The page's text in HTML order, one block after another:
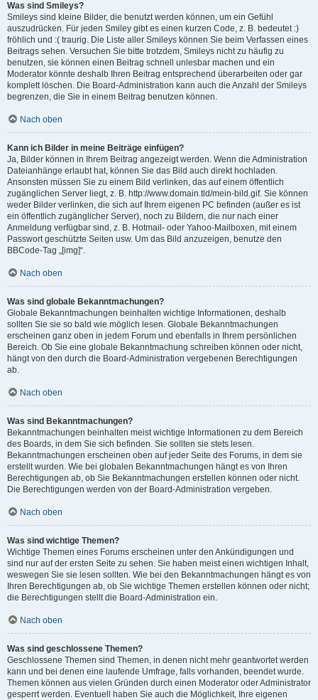
Was sind Smileys?
Smileys sind kleine Bilder, die benutzt werden können, um ein Gefühl
auszudrücken. Für jeden Smiley gibt es einen kurzen Code, z. B. bedeutet :)
fröhlich und :( traurig. Die Liste aller Smileys können Sie beim Verfassen eines
Beitrags sehen. Versuchen Sie bitte trotzdem, Smileys nicht zu häufig zu
benutzen, sie können einen Beitrag schnell unlesbar machen und ein
Moderator könnte deshalb Ihren Beitrag entsprechend überarbeiten oder gar
komplett löschen. Die Board-Administration kann auch die Anzahl der Smileys
begrenzen, die Sie in einem Beitrag benutzen können.
Nach oben
Kann ich Bilder in meine Beiträge einfügen?
Ja, Bilder können in Ihrem Beitrag angezeigt werden. Wenn die Administration
Dateianhänge erlaubt hat, können Sie das Bild auch direkt hochladen.
Ansonsten müssen Sie zu einem Bild verlinken, das auf einem öffentlich
zugänglichen Server liegt, z. B. http://www.domain.tld/mein-bild.gif. Sie können
weder Bilder verlinken, die sich auf Ihrem eigenen PC befinden (außer es ist
ein öffentlich zugänglicher Server), noch zu Bildern, die nur nach einer
Anmeldung verfügbar sind, z. B. Hotmail- oder Yahoo-Mailboxen, mit einem
Passwort geschützte Seiten usw. Um das Bild anzuzeigen, benutze den
BBCode-Tag „[img]“.
Nach oben
Was sind globale Bekanntmachungen?
Globale Bekanntmachungen beinhalten wichtige Informationen, deshalb
sollten Sie sie so bald wie möglich lesen. Globale Bekanntmachungen
erscheinen ganz oben in jedem Forum und ebenfalls in Ihrem persönlichen
Bereich. Ob Sie eine globale Bekanntmachung schreiben können oder nicht,
hängt von den durch die Board-Administration vergebenen Berechtigungen
ab.
Nach oben
Was sind Bekanntmachungen?
Bekanntmachungen beinhalten meist wichtige Informationen zu dem Bereich
des Boards, in dem Sie sich befinden. Sie sollten sie stets lesen.
Bekanntmachungen erscheinen oben auf jeder Seite des Forums, in dem sie
erstellt wurden. Wie bei globalen Bekanntmachungen hängt es von Ihren
Berechtigungen ab, ob Sie Bekanntmachungen erstellen können oder nicht.
Die Berechtigungen werden von der Board-Administration vergeben.
Nach oben
Was sind wichtige Themen?
Wichtige Themen eines Forums erscheinen unter den Ankündigungen und
sind nur auf der ersten Seite zu sehen. Sie haben meist einen wichtigen Inhalt,
weswegen Sie sie lesen sollten. Wie bei den Bekanntmachungen hängt es von
Ihren Berechtigungen ab, ob Sie wichtige Themen erstellen können oder nicht;
die Berechtigungen stellt die Board-Administration ein.
Nach oben
Was sind geschlossene Themen?
Geschlossene Themen sind Themen, in denen nicht mehr geantwortet werden
kann und bei denen eine laufende Umfrage, falls vorhanden, beendet wurde.
Themen können aus vielen Gründen durch einen Moderator oder Administrator
gesperrt werden. Eventuell haben Sie auch die Möglichkeit, Ihre eigenen